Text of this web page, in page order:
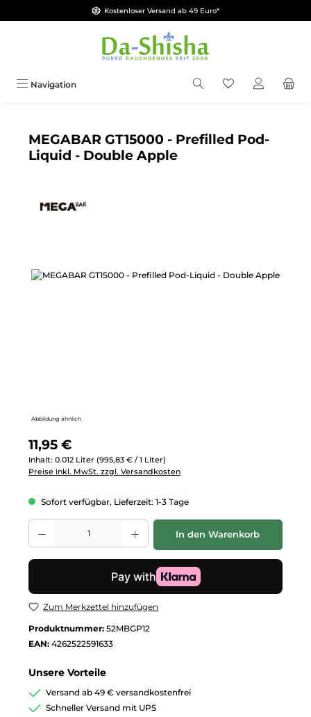
Zum Hauptinhalt springenKostenloser Versand ab 49 Euro*
Navigation Du hast 0
MEGABAR GT15000 - Prefilled Pod-
Liquid - Double Apple
Bildergalerie überspringen
Abbildung ähnlich
Regulärer Preis:
11,95 €
Inhalt: 0.012 Liter (995,83 € / 1 Liter)
Preise inkl. MwSt. zzgl. Versandkosten
Sofort verfügbar, Lieferzeit: 1-3 Tage
Produkt Anzahl: Gib den gewünschten Wert ein oder benutze die
In den Warenkorb
Zum Merkzettel hinzufügen
Produktnummer: 52MBGP12
EAN: 4262522591633
Unsere Vorteile
Versand ab 49 € versandkostenfrei
Schneller Versand mit UPS